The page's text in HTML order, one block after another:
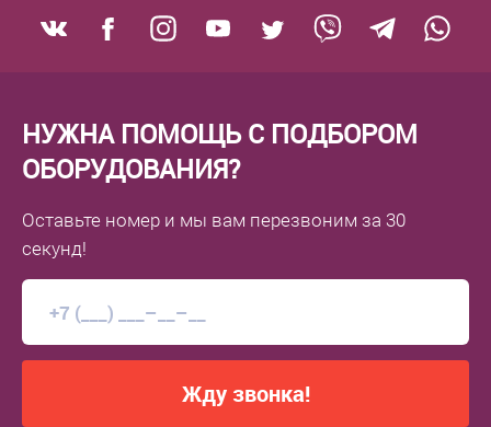
НУЖНА ПОМОЩЬ С ПОДБОРОМ
ОБОРУДОВАНИЯ?
Оставьте номер и мы вам перезвоним за 30
секунд!
Жду звонка!